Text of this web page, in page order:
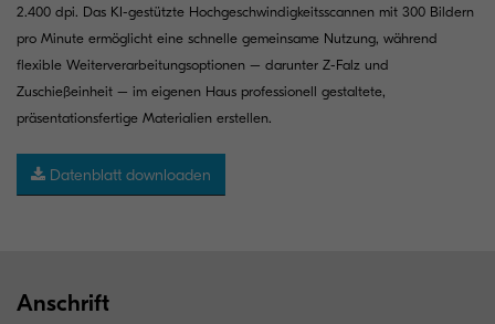
2.400 dpi. Das KI-gestützte Hochgeschwindigkeitsscannen mit 300 Bildern
pro Minute ermöglicht eine schnelle gemeinsame Nutzung, während
flexible Weiterverarbeitungsoptionen – darunter Z-Falz und
Zuschießeinheit – im eigenen Haus professionell gestaltete,
präsentationsfertige Materialien erstellen.
Datenblatt downloaden
Anschrift